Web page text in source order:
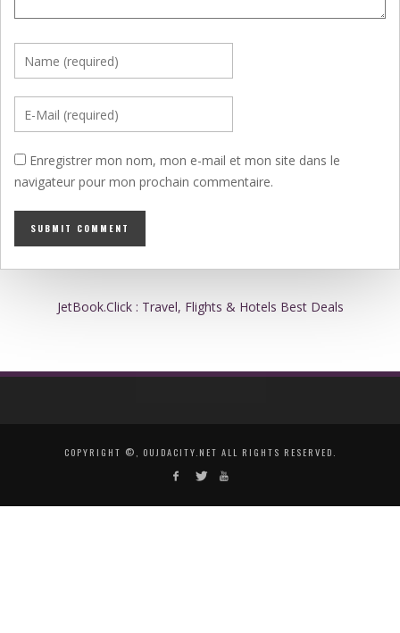
Enregistrer mon nom, mon e-mail et mon site dans le
navigateur pour mon prochain commentaire.
JetBook.Click : Travel, Flights & Hotels Best Deals
COPYRIGHT ©, OUJDACITY.NET ALL RIGHTS RESERVED.